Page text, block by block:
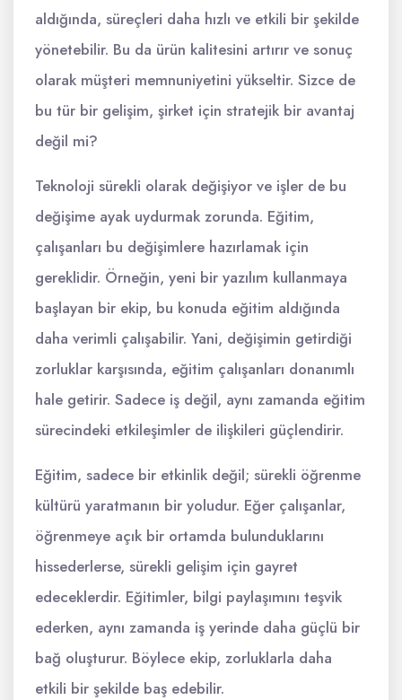
aldığında, süreçleri daha hızlı ve etkili bir şekilde
yönetebilir. Bu da ürün kalitesini artırır ve sonuç
olarak müşteri memnuniyetini yükseltir. Sizce de
bu tür bir gelişim, şirket için stratejik bir avantaj
değil mi?
Teknoloji sürekli olarak değişiyor ve işler de bu
değişime ayak uydurmak zorunda. Eğitim,
çalışanları bu değişimlere hazırlamak için
gereklidir. Örneğin, yeni bir yazılım kullanmaya
başlayan bir ekip, bu konuda eğitim aldığında
daha verimli çalışabilir. Yani, değişimin getirdiği
zorluklar karşısında, eğitim çalışanları donanımlı
hale getirir. Sadece iş değil, aynı zamanda eğitim
sürecindeki etkileşimler de ilişkileri güçlendirir.
Eğitim, sadece bir etkinlik değil; sürekli öğrenme
kültürü yaratmanın bir yoludur. Eğer çalışanlar,
öğrenmeye açık bir ortamda bulunduklarını
hissederlerse, sürekli gelişim için gayret
edeceklerdir. Eğitimler, bilgi paylaşımını teşvik
ederken, aynı zamanda iş yerinde daha güçlü bir
bağ oluşturur. Böylece ekip, zorluklarla daha
etkili bir şekilde baş edebilir.